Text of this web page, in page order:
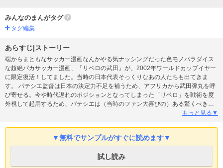
みんなのまんがタグ
タグ編集
あらすじ|ストーリー
端からまともなサッカー漫画なんかやる気ナッシングだった色モノパラダイス
な超絶バカサッカー漫画、『リベロの武田』が、2002年ワールドカップイヤー
に限定復活！してました。当時の日本代表そっくりなあの人たちも出てきま
す。 パテシエ監督は日本の決定力不足を補うため、アフリカから武田弾丸を呼
び寄せる。今や時代遅れのポジションとなってしまった「リベロ」を戦術を度
外視して起用するため、パテシエは（当時のファン大喜びの）ある驚くべき作
もっと見る▼
▼無料でサンプルがすぐに読めます▼
試し読み